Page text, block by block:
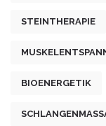
STEINTHERAPIE
BIOENERGETIK